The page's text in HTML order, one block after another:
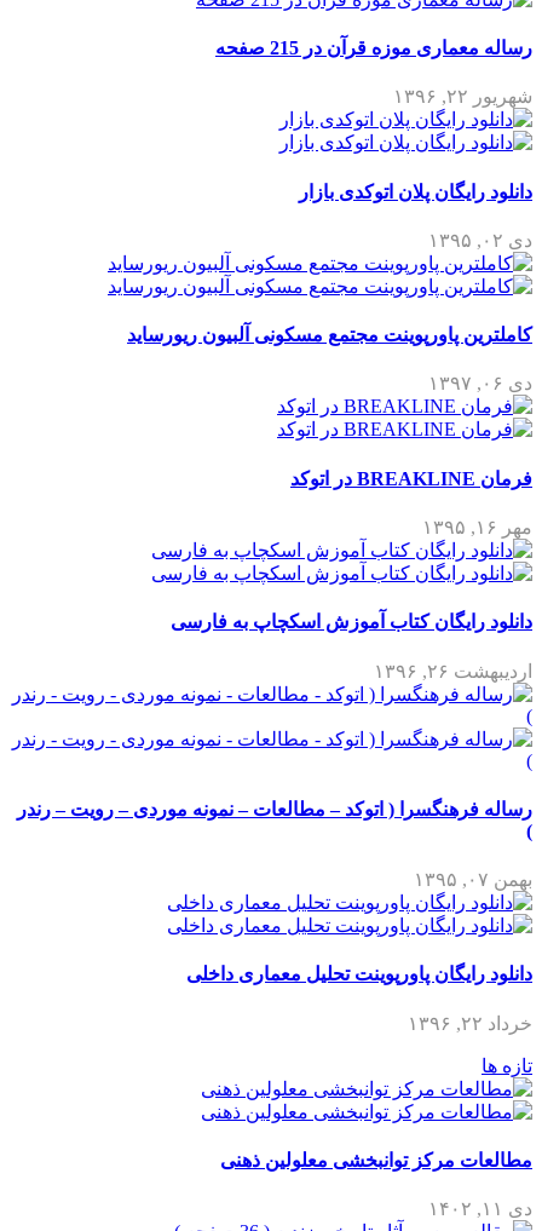
رساله معماری موزه قرآن در 215 صفحه
شهریور ۲۲, ۱۳۹۶
دانلود رایگان پلان اتوکدی بازار
دی ۰۲, ۱۳۹۵
کاملترین پاورپوینت مجتمع مسکونی آلبیون ریورساید
دی ۰۶, ۱۳۹۷
فرمان BREAKLINE در اتوکد
مهر ۱۶, ۱۳۹۵
دانلود رایگان کتاب آموزش اسکچاپ به فارسی
اردیبهشت ۲۶, ۱۳۹۶
رساله فرهنگسرا ( اتوکد – مطالعات – نمونه موردی – رویت – رندر
)
بهمن ۰۷, ۱۳۹۵
دانلود رایگان پاورپوینت تحلیل معماری داخلی
خرداد ۲۲, ۱۳۹۶
تازه ها
مطالعات مرکز توانبخشی معلولین ذهنی
دی ۱۱, ۱۴۰۲